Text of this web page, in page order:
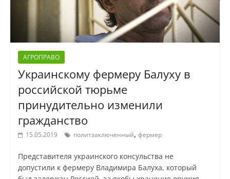
АГРОПРАВО
Украинскому фермеру Балуху в
российской тюрьме
принудительно изменили
гражданство
15.05.2019 политзаключенный, фермер
Представителя украинского консульства не
допустили к фермеру Владимира Балуха, который